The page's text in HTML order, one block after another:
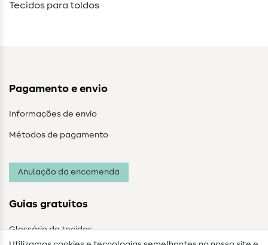
Tecidos para toldos
Pagamento e envio
Informações de envio
Métodos de pagamento
Anulação da encomenda
Guias gratuitos
Glossário de tecidos